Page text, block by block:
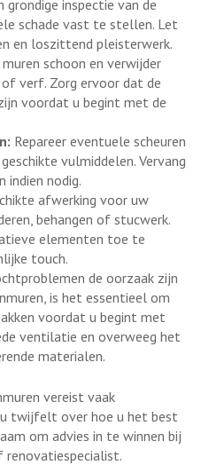
grondige inspectie van de
schade vast te stellen. Let
en loszittend pleisterwerk.
muren schoon en verwijder
verf. Zorg ervoor dat de
voordat u begint met de
Repareer eventuele scheuren
vulmiddelen. Vervang
indien nodig.
afwerking voor uw
behangen of stucwerk.
elementen toe te
touch.
de oorzaak zijn
is het essentieel om
voordat u begint met
ventilatie en overweeg het
materialen.
vereist vaak
u twijfelt over hoe u het best
om advies in te winnen bij
renovatiespecialist.